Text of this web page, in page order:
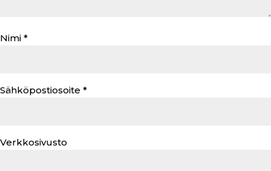
Nimi *
Sähköpostiosoite *
Verkkosivusto